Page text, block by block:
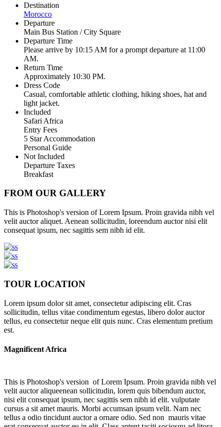
Destination
Morocco
Departure
Main Bus Station / City Square
Departure Time
Please arrive by 10:15 AM for a prompt departure at 11:00
AM.
Return Time
Approximately 10:30 PM.
Dress Code
Casual, comfortable athletic clothing, hiking shoes, hat and
light jacket.
Included
Safari Africa
Entry Fees
5 Star Accommodation
Personal Guide
Not Included
Departure Taxes
Breakfast
FROM OUR GALLERY
This is Photoshop's version of Lorem Ipsum. Proin gravida nibh vel
velit auctor aliquet. Aenean sollicitudin, loreendum auctor nisi elit
consequat ipsum, nec sagittis sem nibh id elit.
TOUR LOCATION
Lorem ipsum dolor sit amet, consectetur adipiscing elit. Cras
sollicitudin, tellus vitae condimentum egestas, libero dolor auctor
tellus, eu consectetur neque elit quis nunc. Cras elementum pretium
est.
Magnificent Africa
This is Photoshop's version of Lorem Ipsum. Proin gravida nibh vel
velit auctor aliqueenean sollicitudin, lorem quis bibendum auctor,
nisi elit consequat ipsum, nec sagittis sem nibh id elit. vulputate
cursus a sit amet mauris. Morbi accumsan ipsum velit. Nam nec
tellus a odio tincidunt auctor a ornare odio. Sed non mauris vitae